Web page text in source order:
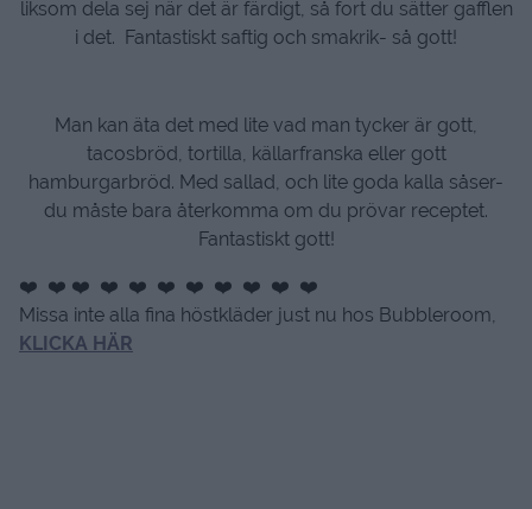
liksom dela sej när det är färdigt, så fort du sätter gafflen
i det. Fantastiskt saftig och smakrik- så gott!
Man kan äta det med lite vad man tycker är gott,
tacosbröd, tortilla, källarfranska eller gott
hamburgarbröd. Med sallad, och lite goda kalla såser-
du måste bara återkomma om du prövar receptet.
Fantastiskt gott!
❤️ ❤️ ❤️ ❤️ ❤️ ❤️ ❤️ ❤️ ❤️ ❤️ ❤️
Missa inte alla fina höstkläder just nu hos Bubbleroom,
KLICKA HÄR